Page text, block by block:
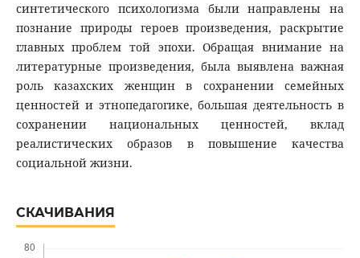
синтетического психологизма были направлены на
познание природы героев произведения, раскрытие
главных проблем той эпохи. Обращая внимание на
литературные произведения, была выявлена важная
роль казахских женщин в сохранении семейных
ценностей и этнопедагогике, большая деятельность в
сохранении национальных ценностей, вклад
реалистических образов в повышение качества
социальной жизни.
СКАЧИВАНИЯ